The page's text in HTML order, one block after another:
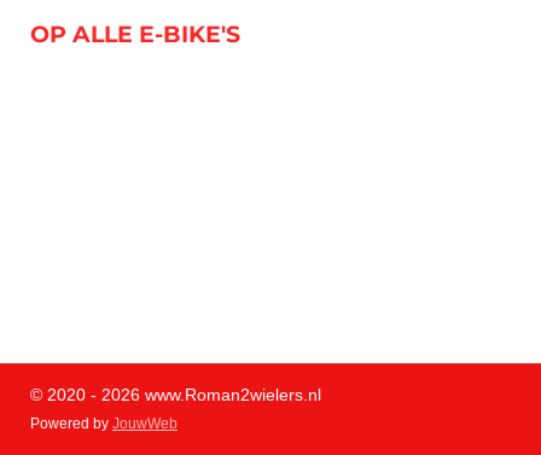
OP ALLE E-BIKE'S
© 2020 - 2026 www.Roman2wielers.nl
Powered by JouwWeb